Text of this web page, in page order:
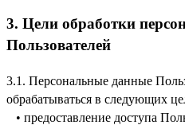
3. Цели обработки
Пользователей
3.1. Персональные данные
обрабатываться в следующих
• предоставление доступа